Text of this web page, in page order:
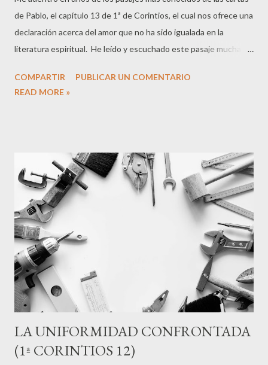
de Pablo, el capítulo 13 de 1ª de Corintios, el cual nos ofrece una
declaración acerca del amor que no ha sido igualada en la
literatura espiritual. He leído y escuchado este pasaje muchas
qué me sirve desprenderme de todos mis bienes, e incluso
algunas buenas obras, aunque siempre bienvenidas y necesarias
en un mundo roto, pueden estar movidas por intenciones
incorrectas. Es posible ayudar a otros buscando el aplauso, o
aun tratando de salvarme a mi mismo, es posible ejercer un
ministerio público con la intención de reconocimiento... En
definitiva, es posible que el amor no esté presidiendo mi vida, y
c...
COMPARTIR
PUBLICAR UN COMENTARIO
READ MORE »
LA UNIFORMIDAD CONFRONTADA
(1ª CORINTIOS 12)